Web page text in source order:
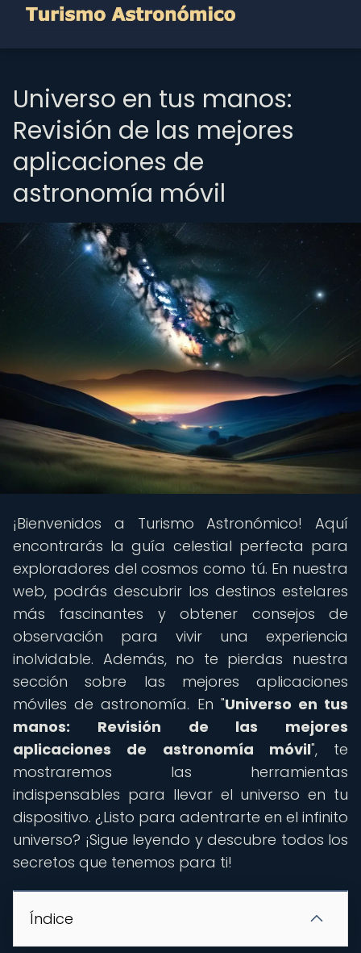
Universo en tus manos:
Revisión de las mejores
aplicaciones de
astronomía móvil
¡Bienvenidos a Turismo Astronómico! Aquí
encontrarás la guía celestial perfecta para
exploradores del cosmos como tú. En nuestra
web, podrás descubrir los destinos estelares
más fascinantes y obtener consejos de
observación para vivir una experiencia
inolvidable. Además, no te pierdas nuestra
sección sobre las mejores aplicaciones
móviles de astronomía. En "Universo en tus
manos: Revisión de las mejores
aplicaciones de astronomía móvil", te
mostraremos las herramientas
indispensables para llevar el universo en tu
dispositivo. ¿Listo para adentrarte en el infinito
universo? ¡Sigue leyendo y descubre todos los
secretos que tenemos para ti!
Índice